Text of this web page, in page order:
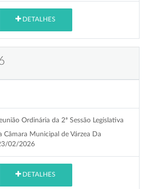
DETALHES
Ordinária da 2ª Sessão Legislativa
Câmara Municipal de Várzea Da
02/2026
DETALHES